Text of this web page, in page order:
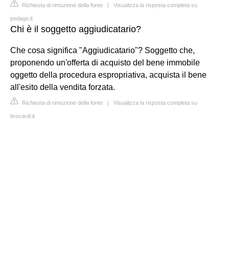
Richiesta di rimozione della fonte | Visualizza la risposta completa su
pedago.it
Chi è il soggetto aggiudicatario?
Che cosa significa "Aggiudicatario"? Soggetto che,
proponendo un'offerta di acquisto del bene immobile
oggetto della procedura espropriativa, acquista il bene
all'esito della vendita forzata.
Richiesta di rimozione della fonte | Visualizza la risposta completa su
brocardi.it